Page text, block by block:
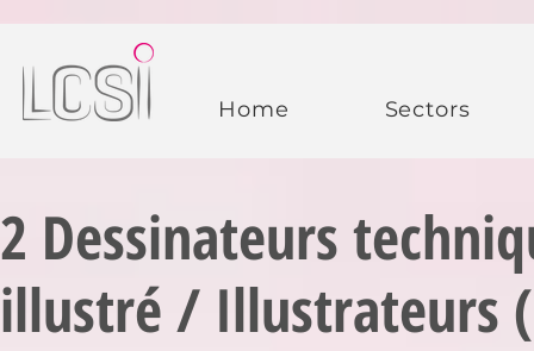
Home Sectors
2 Dessinateurs
illustré / Illustrateurs